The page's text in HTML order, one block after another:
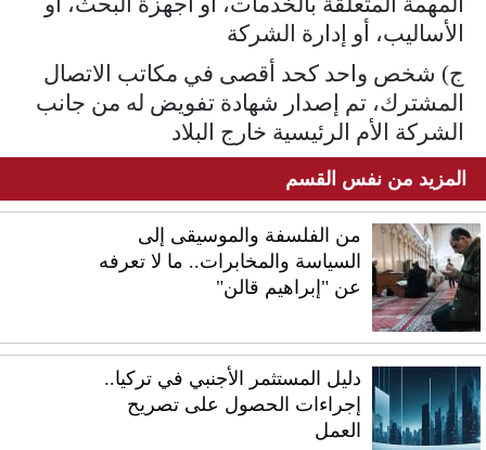
الأساليب، أو إدارة الشركة
ج) شخص واحد كحد أقصى في مكاتب الاتصال
المشترك، تم إصدار شهادة تفويض له من جانب
الشركة الأم الرئيسية خارج البلاد​
المزيد من نفس القسم
من الفلسفة والموسيقى إلى
السياسة والمخابرات.. ما لا تعرفه
عن "إبراهيم قالن"
دليل المستثمر الأجنبي في تركيا..
إجراءات الحصول على تصريح
العمل